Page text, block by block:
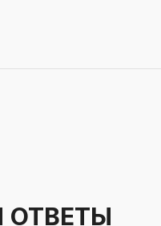
ОТВЕТЫ